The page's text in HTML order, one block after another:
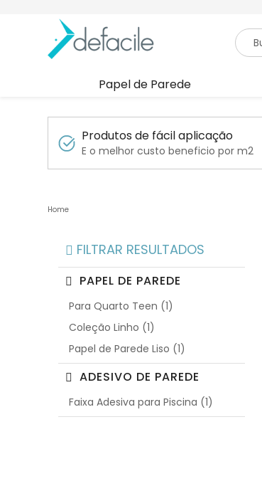
Papel de Parede
Produtos de fácil aplicação
E o melhor custo beneficio por m2
FILTRAR RESULTADOS
PAPEL DE PAREDE
Para Quarto Teen (1)
Coleção Linho (1)
Papel de Parede Liso (1)
ADESIVO DE PAREDE
Faixa Adesiva para Piscina (1)